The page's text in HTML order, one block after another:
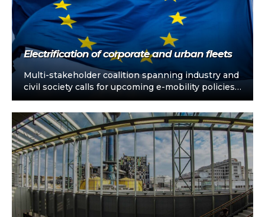
Electrification of corporate and urban fleets
Multi-stakeholder coalition spanning industry and
civil society calls for upcoming e-mobility policies
to support electrification of corporate and urban
fleets…